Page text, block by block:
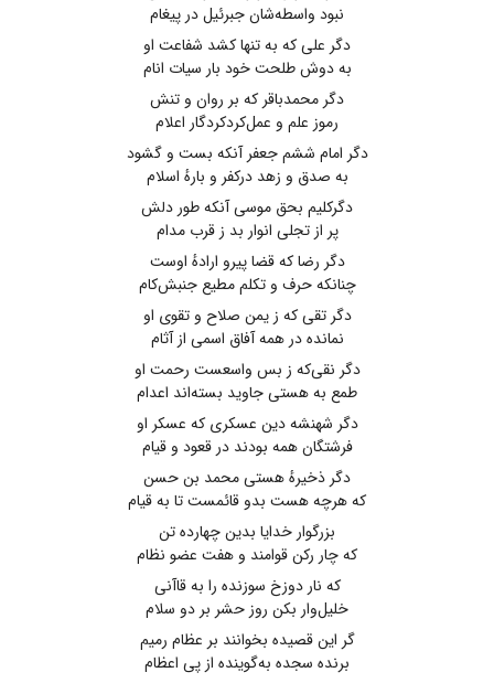
نبود واسطه‌شان جبرئیل در پیغام
دگر علی ‌که به تنها کشد شفاعت او
به دوش طلحت خود بار سیات انام
دگر محمدباقر که بر روان و تنش
رموز علم و عمل‌کردکردگار اعلام
دگر امام ششم جعفر آنکه بست و گشود
به صدق و زهد درکفر و بارهٔ اسلام
دگرکلیم بحق موسی آنکه طور دلش
پر از تجلی انوار بد ز قرب مدام
دگر رضا که قضا پیرو ارادهٔ اوست
چنانکه حرف و تکلم مطیع جنبش‌کام
دگر تقی ‌که ز یمن صلاح و تقوی او
نمانده در همه آفاق اسمی از آثام
دگر نقی‌که ز بس واسعست رحمت او
طمع به هستی جاوید بسته‌اند اعدام
دگر شهنشه دین عسکری که عسکر او
فرشتگان همه بودند در قعود و قیام
دگر ذخیرهٔ هستی محمد بن حسن
که هرچه هست بدو قائمست تا به قیام
بزرگوار خدایا بدین چهارده تن
که چار رکن قوامند و هفت عضو نظام
که نار دوزخ سوزنده را به قاآنی
خلیل‌وار بکن روز حشر بر دو سلام
گر این قصیده بخوانند بر عظام رمیم
برنده سجده به‌گوینده از پی اعظام